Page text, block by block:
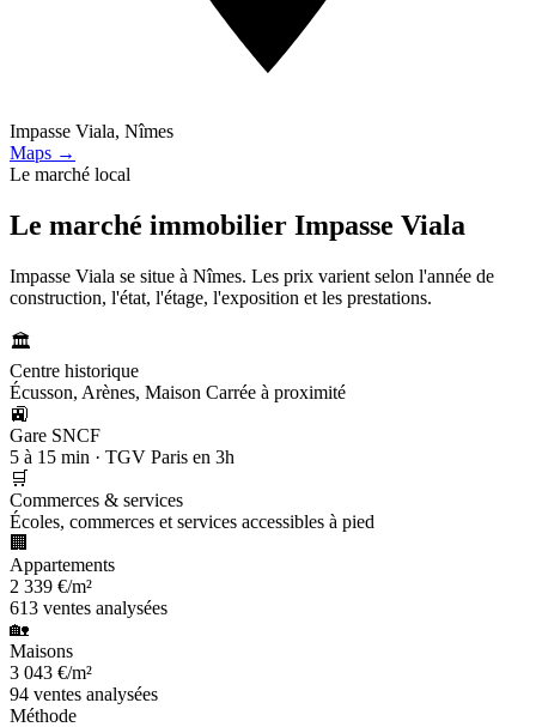
Impasse Viala, Nîmes
Maps →
Le marché local
Le marché immobilier Impasse Viala
Impasse Viala se situe à Nîmes. Les prix varient selon l'année de
construction, l'état, l'étage, l'exposition et les prestations.
🏛️
Centre historique
Écusson, Arènes, Maison Carrée à proximité
🚉
Gare SNCF
5 à 15 min · TGV Paris en 3h
🛒
Commerces & services
Écoles, commerces et services accessibles à pied
🏢
Appartements
2 339 €/m²
613 ventes analysées
🏡
Maisons
3 043 €/m²
94 ventes analysées
Méthode